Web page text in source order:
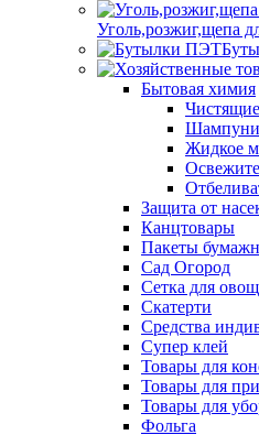
Уголь,розжиг,щепа
Бытовая химия
Шампуни
Жидкое
Защита от
Канцтовары
Пакеты
Сад Огород
Сетка для
Скатерти
Средства
Супер клей
Товары для
Товары для
Товары для
Фольга